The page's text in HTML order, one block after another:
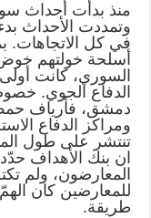
وتمددت الأحداث
في كل الاتجاهات.
أسلحة خولتهم
السوري، كانت
الدفاع الجوي.
دمشق، فأرياف
ومراكز الدفاع
تنتشر على طول
ان بنك الأهداف
المعارضون، ولم
للمعارضين كان
طريقة.